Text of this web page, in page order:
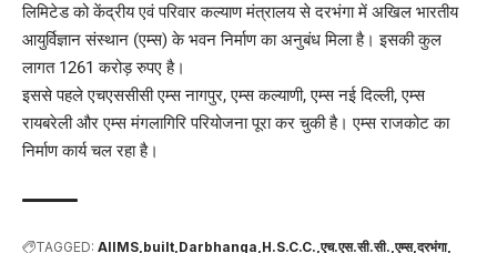
लिमिटेड को केंद्रीय एवं परिवार कल्याण मंत्रालय से दरभंगा में अखिल भारतीय
आयुर्विज्ञान संस्थान (एम्स) के भवन निर्माण का अनुबंध मिला है। इसकी कुल
लागत 1261 करोड़ रुपए है।
इससे पहले एचएससीसी एम्स नागपुर, एम्स कल्याणी, एम्स नई दिल्ली, एम्स
रायबरेली और एम्स मंगलागिरि परियोजना पूरा कर चुकी है। एम्स राजकोट का
निर्माण कार्य चल रहा है।
TAGGED: AIIMS built Darbhanga H.S.C.C. एच.एस.सी.सी. एम्स दरभंगा